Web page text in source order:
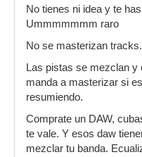
No tienes ni idea y te
Ummmmmmm raro
No se masterizan
Las pistas se mezclan
manda a masterizar si
resumiendo.
Comprate un DAW,
te vale. Y esos daw
mezclar tu banda.